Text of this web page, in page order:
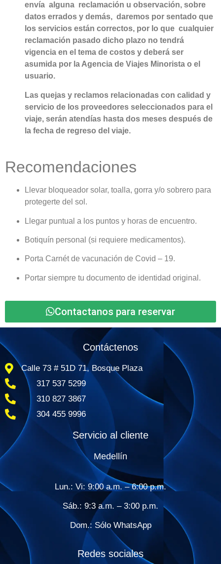
envía alguna reclamación u observación, sobre
datos errados y demás, daremos por sentado que
los servicios están correctos, por lo que cualquier
reclamación pasado dicho plazo no tendrá
vigencia en el tema de costos y deberá ser
asumida por la Agencia de Viajes Minorista o el
usuario.
Las quejas y reclamos relacionadas con calidad y
servicio de los proveedores seleccionados para el
viaje, serán atendías hasta dos meses después de
la fecha de regreso del viaje.
Recomendaciones
Llevar bloqueador solar, toalla, gorra y/o sobrero para
protegerte del sol.
Llegar puntual a los puntos y horas de encuentro.
Botiquín personal (si requiere medicamentos).
Porta Carnét de vacunación de Covid – 19.
Portar siempre tu documento de identidad original.
Contactanos para reservar
Contáctenos
Calle 73 # 51D 71, Bosque Plaza
317 537 5299
310 827 3867
304 455 9996
Servicio al cliente
Medellín
Lun.: Vi: 9:00 a.m. – 6:00 p.m.​
Sáb.: 9:3 a.m. – 3:00 p.m.​
Dom.: Sólo WhatsApp
Redes sociales